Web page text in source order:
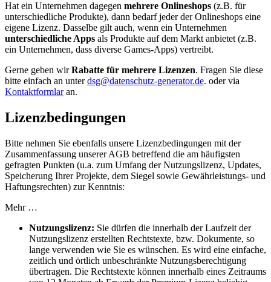
Hat ein Unternehmen dagegen mehrere Onlineshops (z.B. für
unterschiedliche Produkte), dann bedarf jeder der Onlineshops eine
eigene Lizenz. Dasselbe gilt auch, wenn ein Unternehmen
unterschiedliche Apps als Produkte auf dem Markt anbietet (z.B.
ein Unternehmen, dass diverse Games-Apps) vertreibt.
Gerne geben wirRabatte für mehrere Lizenzen. Fragen Sie diese
bitte einfach an unterdsg@datenschutz-generator.de. oder via
Kontaktformlaran.
Lizenzbedingungen
Bitte nehmen Sie ebenfalls unsere Lizenzbedingungen mit der
Zusammenfassung unserer AGB betreffend die am häufigsten
gefragten Punkten (u.a. zum Umfang der Nutzungslizenz, Updates,
Speicherung Ihrer Projekte, dem Siegel sowie Gewährleistungs- und
Haftungsrechten) zur Kenntnis:
Mehr …
Nutzungslizenz: Sie dürfen die innerhalb der Laufzeit der
Nutzungslizenz erstellten Rechtstexte, bzw. Dokumente, so
lange verwenden wie Sie es wünschen. Es wird eine einfache,
zeitlich und örtlich unbeschränkte Nutzungsberechtigung
übertragen. Die Rechtstexte können innerhalb eines Zeitraums